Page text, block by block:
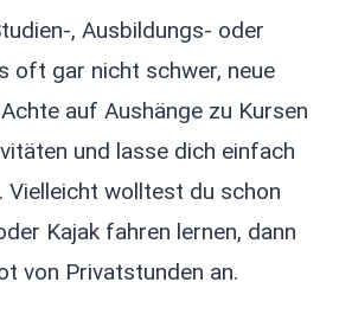
, Ausbildungs- oder
oft gar nicht schwer, neue
auf Aushänge zu Kursen
und lasse dich einfach
Vielleicht wolltest du schon
Kajak fahren lernen, dann
von Privatstunden an.